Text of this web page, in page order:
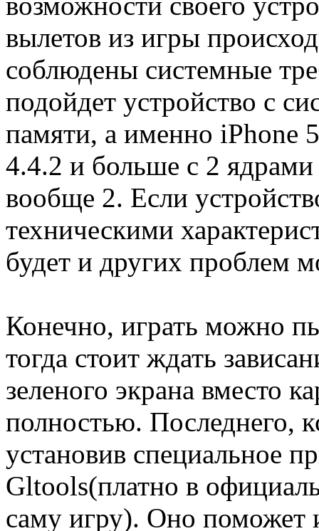
вылетов из игры
соблюдены системные
подойдет устройство с
памяти, а именно iPhone
4.4.2 и больше с 2
вообще 2. Если
техническими
будет и других проблем
Конечно, играть можно
тогда стоит ждать
зеленого экрана вместо
полностью. Последнего,
установив специальное
Gltools(платно в
саму игру). Оно поможет